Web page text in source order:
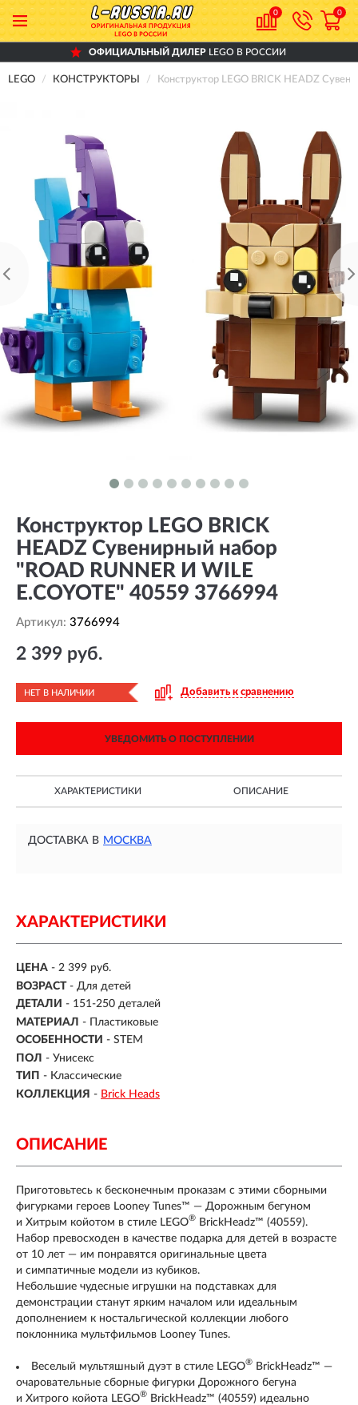
0 0
ОФИЦИАЛЬНЫЙ ДИЛЕР LEGO В РОССИИ
LEGO КОНСТРУКТОРЫ Конструктор LEGO BRICK HEADZ
Конструктор LEGO BRICK
HEADZ Сувенирный набор
"ROAD RUNNER И WILE
E.COYOTE" 40559 3766994
Артикул: 3766994
2 399 руб.
НЕТ В НАЛИЧИИ Добавить к сравнению
УВЕДОМИТЬ О ПОСТУПЛЕНИИ
ХАРАКТЕРИСТИКИ ОПИСАНИЕ
ДОСТАВКА В МОСКВА
ХАРАКТЕРИСТИКИ
ЦЕНА - 2 399 руб.
ВОЗРАСТ - Для детей
ДЕТАЛИ - 151-250 деталей
МАТЕРИАЛ - Пластиковые
ОСОБЕННОСТИ - STEM
ПОЛ - Унисекс
ТИП - Классические
КОЛЛЕКЦИЯ - Brick Heads
ОПИСАНИЕ
Приготовьтесь к бесконечным проказам с этими сборными
фигурками героев Looney Tunes™ — Дорожным бегуном
и Хитрым койотом в стиле LEGO® BrickHeadz™ (40559).
Набор превосходен в качестве подарка для детей в возрасте
от 10 лет — им понравятся оригинальные цвета
и симпатичные модели из кубиков.
Небольшие чудесные игрушки на подставках для
демонстрации станут ярким началом или идеальным
дополнением к ностальгической коллекции любого
поклонника мультфильмов Looney Tunes.
Веселый мультяшный дуэт в стиле LEGO® BrickHeadz™ —
очаровательные сборные фигурки Дорожного бегуна
и Хитрого койота LEGO® BrickHeadz™ (40559) идеально